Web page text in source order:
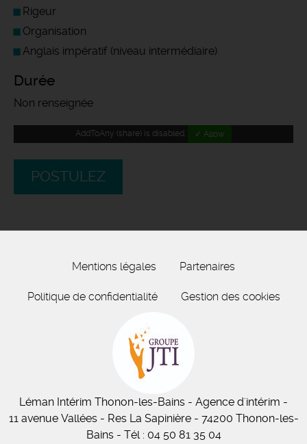
Rigeur
Organisation
Anglais impératif (niveau intermédiaire)
Durée
Non renseignée
AddToAny (share) is disabled. ✓ Allow
POSTULEZ
Mentions légales Partenaires
Politique de confidentialité Gestion des cookies
Léman Intérim Thonon-les-Bains - Agence d'intérim -
11avenue Vallées- Res La Sapinière - 74200 Thonon-les-
Bains - Tél : 04 50 81 35 04